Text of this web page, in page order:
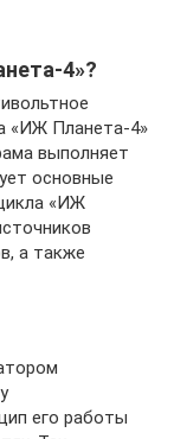
4»?
«ИЖ Планета-4»
выполняет
основные
«ИЖ
а также
его работы